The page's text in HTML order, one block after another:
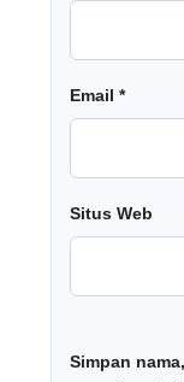
Email *
Situs Web
Simpan